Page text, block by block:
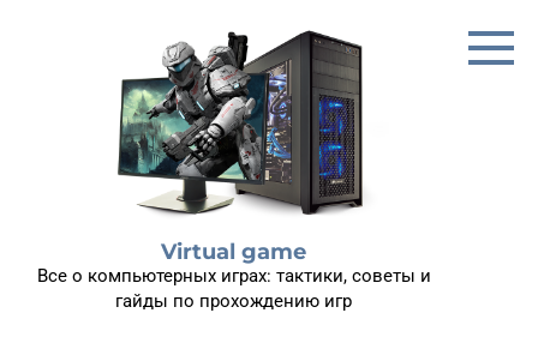
Virtual game
Все о компьютерных играх: тактики, советы и
гайды по прохождению игр